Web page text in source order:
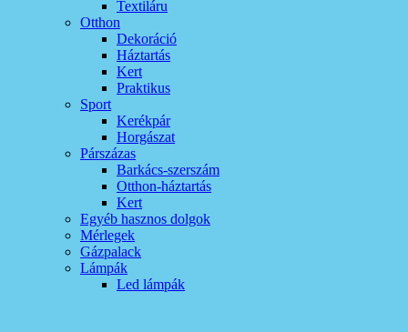
Textiláru
Otthon
Dekoráció
Háztartás
Kert
Praktikus
Sport
Kerékpár
Horgászat
Párszázas
Barkács-szerszám
Otthon-háztartás
Kert
Egyéb hasznos dolgok
Mérlegek
Gázpalack
Lámpák
Led lámpák